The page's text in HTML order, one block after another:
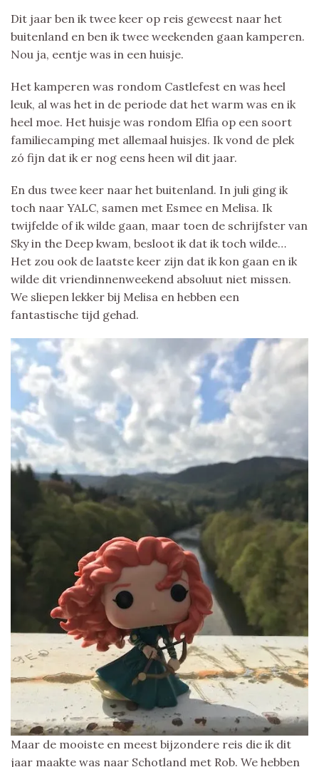
Dit jaar ben ik twee keer op reis geweest naar het
buitenland en ben ik twee weekenden gaan kamperen.
Nou ja, eentje was in een huisje.
Het kamperen was rondom Castlefest en was heel
leuk, al was het in de periode dat het warm was en ik
heel moe. Het huisje was rondom Elfia op een soort
familiecamping met allemaal huisjes. Ik vond de plek
zó fijn dat ik er nog eens heen wil dit jaar.
En dus twee keer naar het buitenland. In juli ging ik
toch naar YALC, samen met Esmee en Melisa. Ik
twijfelde of ik wilde gaan, maar toen de schrijfster van
Sky in the Deep kwam, besloot ik dat ik toch wilde…
Het zou ook de laatste keer zijn dat ik kon gaan en ik
wilde dit vriendinnenweekend absoluut niet missen.
We sliepen lekker bij Melisa en hebben een
fantastische tijd gehad.
Maar de mooiste en meest bijzondere reis die ik dit
jaar maakte was naar Schotland met Rob. We hebben